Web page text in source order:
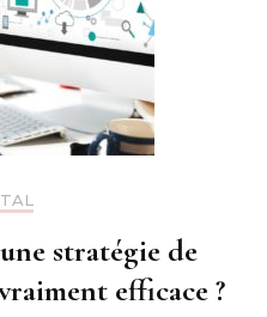
stratégie de
efficace ?